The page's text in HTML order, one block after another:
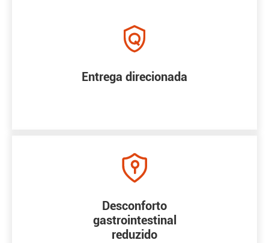

Entrega direcionada

Desconforto
gastrointestinal
reduzido